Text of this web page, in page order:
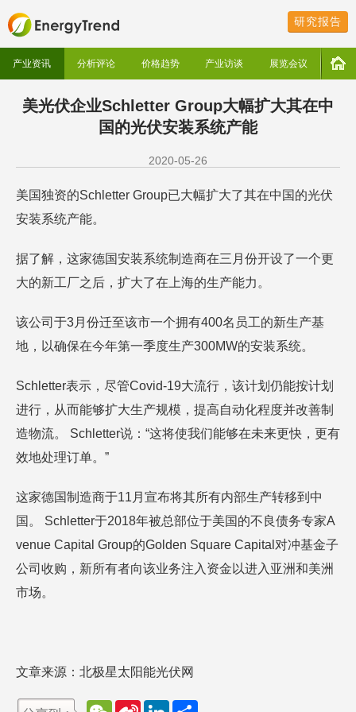
研究报告
产业资讯 分析评论 价格趋势 产业访谈 展览会议
美光伏企业Schletter Group大幅扩大其在中
国的光伏安装系统产能
2020-05-26
美国独资的Schletter Group已大幅扩大了其在中国的光伏
安装系统产能。
据了解，这家德国安装系统制造商在三月份开设了一个更
大的新工厂之后，扩大了在上海的生产能力。
该公司于3月份迁至该市一个拥有400名员工的新生产基
地，以确保在今年第一季度生产300MW的安装系统。
Schletter表示，尽管Covid-19大流行，该计划仍能按计划
进行，从而能够扩大生产规模，提高自动化程度并改善制
造物流。 Schletter说：“这将使我们能够在未来更快，更有
效地处理订单。”
这家德国制造商于11月宣布将其所有内部生产转移到中
国。 Schletter于2018年被总部位于美国的不良债务专家A
venue Capital Group的Golden Square Capital对冲基金子
公司收购，新所有者向该业务注入资金以进入亚洲和美洲
市场。
文章来源：北极星太阳能光伏网
W S L